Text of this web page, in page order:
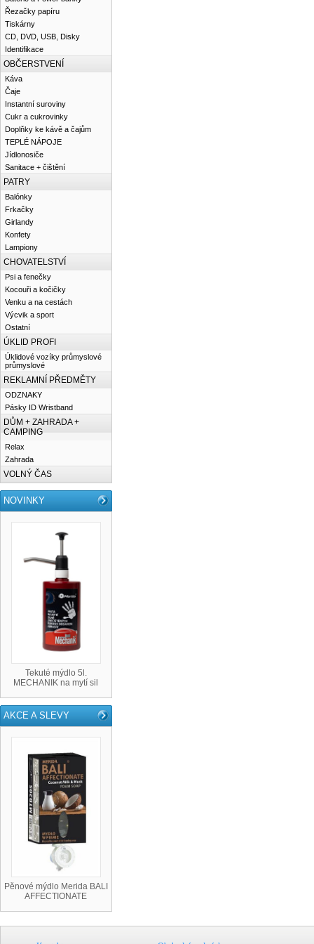
Řezačky papíru
Tiskárny
CD, DVD, USB, Disky
Identifikace
OBČERSTVENÍ
Káva
Čaje
Instantní suroviny
Cukr a cukrovinky
Doplňky ke kávě a čajům
TEPLÉ NÁPOJE
Jídlonosiče
Sanitace + čištění
PATRY
Balónky
Frkačky
Girlandy
Konfety
Lampiony
CHOVATELSTVÍ
Psi a fenečky
Kocouři a kočičky
Venku a na cestách
Výcvik a sport
Ostatní
ÚKLID PROFI
Úklidové vozíky průmyslové
průmyslové
REKLAMNÍ PŘEDMĚTY
ODZNAKY
Pásky ID Wristband
DŮM + ZAHRADA +
CAMPING
Relax
Zahrada
VOLNÝ ČAS
NOVINKY
Tekuté mýdlo 5l.
MECHANIK na mytí sil
AKCE A SLEVY
Pěnové mýdlo Merida BALI
AFFECTIONATE